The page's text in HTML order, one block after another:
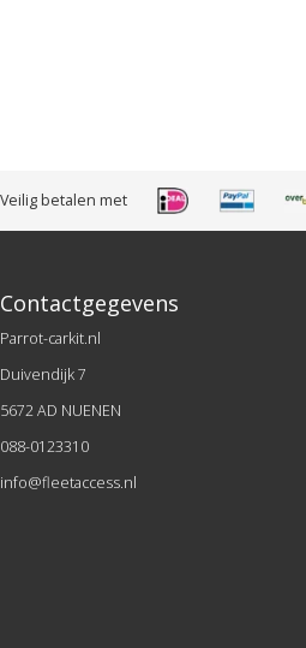
Veilig betalen met
Contactgegevens
Parrot-carkit.nl
Duivendijk 7
5672 AD NUENEN
088-0123310
info@fleetaccess.nl